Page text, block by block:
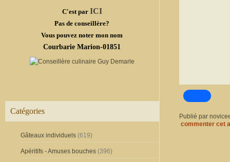
C'est par ICI
Pas de conseillère?
Vous pouvez noter mon nom
Courbarie Marion-01851
Catégories
Gâteaux individuels (619)
Apéritifs - Amuses bouches (396)
Publié par
commenter cet